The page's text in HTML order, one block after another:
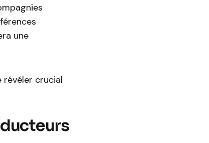
une
révéler crucial